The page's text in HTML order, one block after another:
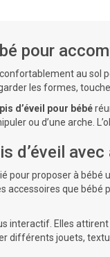
pour
au sol
les formes,
d’éveil pour bébé
ou d’une arche.
d’éveil avec
pour proposer à bébé
accessoires que bébé
interactif. Elles
différents jouets,